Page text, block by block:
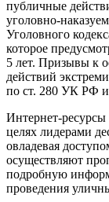
публичные
уголовно-
Уголовного
которое
5 лет. Призывы к
действий
по ст. 280 УК РФ и
Интернет-
целях лидерами
овладевая
осуществляют
подробную
проведения